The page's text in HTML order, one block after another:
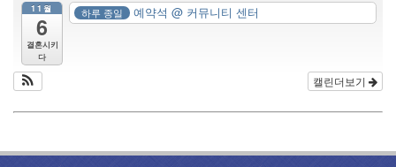
11월
6
결혼시키
다
하루 종일 예약석 @ 커뮤니티 센터
캘린더보기